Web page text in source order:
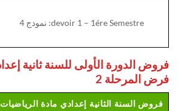
devoir 1 – 1ére Semestre: نمودج 4
فرض المرحلة 2
فروض السنة الثانية إعدادي مادة الرياضيات